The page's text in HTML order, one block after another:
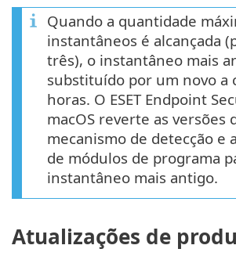
Quando a quantidade
instantâneos é alcançada
três), o instantâneo mais
substituído por um novo a
horas. O ESET Endpoint
macOS reverte as versões
mecanismo de detecção e
de módulos de programa
instantâneo mais antigo.
Atualizações de